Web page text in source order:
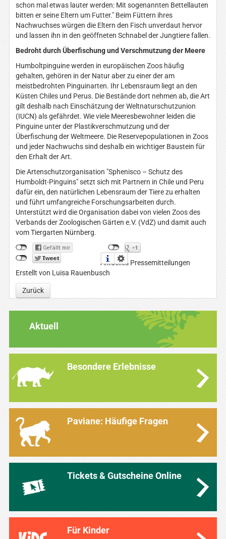
schon mal etwas lauter werden: Mit sogenannten Bettellauten
bitten er seine Eltern um Futter." Beim Füttern ihres
Nachwuchses würgen die Eltern den Fisch unverdaut hervor
und lassen ihn in den geöffneten Schnabel der Jungtiere fallen.
Bedroht durch Überfischung und Verschmutzung der Meere
Humboltpinguine werden in europäischen Zoos häufig
gehalten, gehören in der Natur aber zu einer der am
meistbedrohten Pinguinarten. Ihr Lebensraum liegt an den
Küsten Chiles und Perus. Die Bestände dort nehmen ab, die Art
gilt deshalb nach Einschätzung der Weltnaturschutzunion
(IUCN) als gefährdet. Wie viele Meeresbewohner leiden die
Pinguine unter der Plastikverschmutzung und der
Überfischung der Weltmeere. Die Reservepopulationen in Zoos
und jeder Nachwuchs sind deshalb ein wichtiger Baustein für
den Erhalt der Art.
Die Artenschutzorganisation "Sphenisco – Schutz des
Humboldt-Pinguins" setzt sich mit Partnern in Chile und Peru
dafür ein, den natürlichen Lebensraum der Tiere zu erhalten
und führt umfangreiche Forschungsarbeiten durch.
Unterstützt wird die Organisation dabei von vielen Zoos des
Verbands der Zoologischen Gärten e.V. (VdZ) und damit auch
vom Tiergarten Nürnberg.
Aktuelles Pressemitteilungen
Erstellt von Luisa Rauenbusch
Zurück
Aktuell
Besondere Erlebnisse
Paviane: Häufige Fragen
Tickets & Gutscheine Online
Für Kinder